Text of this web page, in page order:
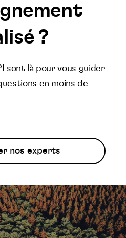
?
sont là pour vous guider
en moins de
nos experts